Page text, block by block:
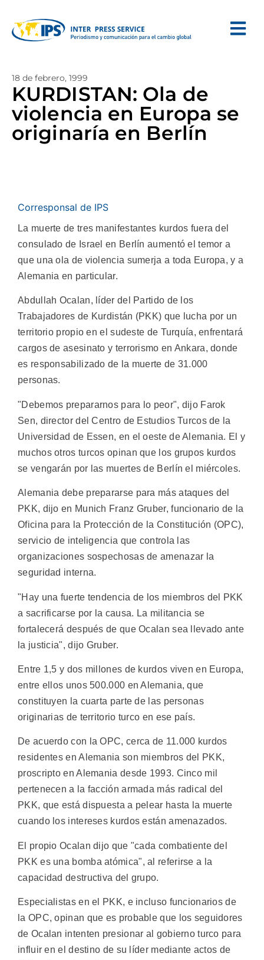
18 de febrero, 1999
KURDISTAN: Ola de
violencia en Europa se
originaría en Berlín
Corresponsal de IPS
La muerte de tres manifestantes kurdos fuera del
consulado de Israel en Berlín aumentó el temor a
que una ola de violencia sumerja a toda Europa, y a
Alemania en particular.
Abdullah Ocalan, líder del Partido de los
Trabajadores de Kurdistán (PKK) que lucha por un
territorio propio en el sudeste de Turquía, enfrentará
cargos de asesinato y terrorismo en Ankara, donde
es responsabilizado de la muerte de 31.000
personas.
"Debemos prepararnos para lo peor", dijo Farok
Sen, director del Centro de Estudios Turcos de la
Universidad de Essen, en el oeste de Alemania. El y
muchos otros turcos opinan que los grupos kurdos
se vengarán por las muertes de Berlín el miércoles.
Alemania debe prepararse para más ataques del
PKK, dijo en Munich Franz Gruber, funcionario de la
Oficina para la Protección de la Constitución (OPC),
servicio de inteligencia que controla las
organizaciones sospechosas de amenazar la
seguridad interna.
"Hay una fuerte tendencia de los miembros del PKK
a sacrificarse por la causa. La militancia se
fortalecerá después de que Ocalan sea llevado ante
la justicia", dijo Gruber.
Entre 1,5 y dos millones de kurdos viven en Europa,
entre ellos unos 500.000 en Alemania, que
constituyen la cuarta parte de las personas
originarias de territorio turco en ese país.
De acuerdo con la OPC, cerca de 11.000 kurdos
residentes en Alemania son miembros del PKK,
proscripto en Alemania desde 1993. Cinco mil
pertenecen a la facción armada más radical del
PKK, que está dispuesta a pelear hasta la muerte
cuando los intereses kurdos están amenazados.
El propio Ocalan dijo que "cada combatiente del
PKK es una bomba atómica", al referirse a la
capacidad destructiva del grupo.
Especialistas en el PKK, e incluso funcionarios de
la OPC, opinan que es probable que los seguidores
de Ocalan intenten presionar al gobierno turco para
influir en el destino de su líder mediante actos de